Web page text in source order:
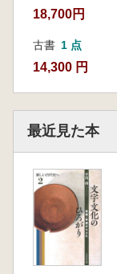
18,700円
古書 1 点
14,300 円
最近見た本